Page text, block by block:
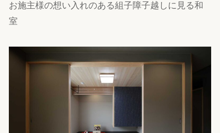
お施主様の想い入れのある組子障子越しに見る和
室